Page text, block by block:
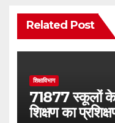
Related Post
शिक्षाविभाग
71877 स्कूलों के
शिक्षण का